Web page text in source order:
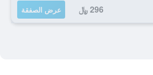
296 ﷼ عرض الصفقة